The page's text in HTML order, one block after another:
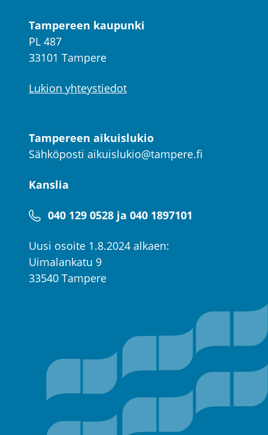
Tampereen kaupunki
PL 487
33101 Tampere
Lukion yhteystiedot
Tampereen aikuislukio
Sähköposti aikuislukio@tampere.fi
Kanslia
040 129 0528 ja 040 1897101
Uusi osoite 1.8.2024 alkaen:
Uimalankatu 9
33540 Tampere